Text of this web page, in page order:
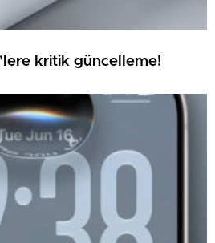
kritik güncelleme!